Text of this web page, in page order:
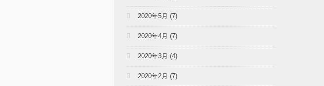
2020年5月 (7)
2020年4月 (7)
2020年3月 (4)
2020年2月 (7)